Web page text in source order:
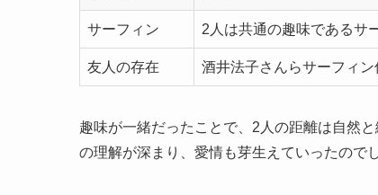
サーフィン 2人は共通の趣味であるサ
友人の存在 酒井法子さんらサーフィン
趣味が一緒だったことで、2人の距離は自然
の理解が深まり、愛情も芽生えていったので